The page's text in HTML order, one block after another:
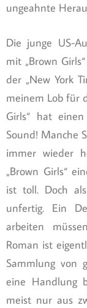
ungeahnte
Die junge US-
mit „Brown
der „New York
meinem Lob für
Girls“ hat
Sound! Manche
immer wieder
„Brown Girls“
ist toll. Doch
unfertig. Ein
arbeiten
Roman ist
Sammlung von
eine Handlung
meist nur aus